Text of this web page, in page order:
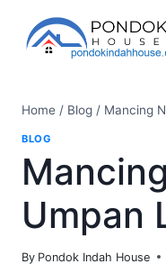
content
Home / Blog / Mancing
BLOG
Umpan
By Pondok Indah House